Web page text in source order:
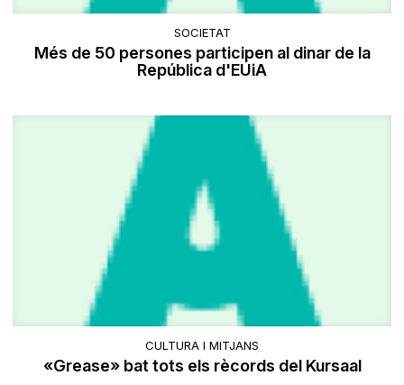
SOCIETAT
Més de 50 persones participen al dinar de la
República d'EUiA
CULTURA I MITJANS
«Grease» bat tots els rècords del Kursaal